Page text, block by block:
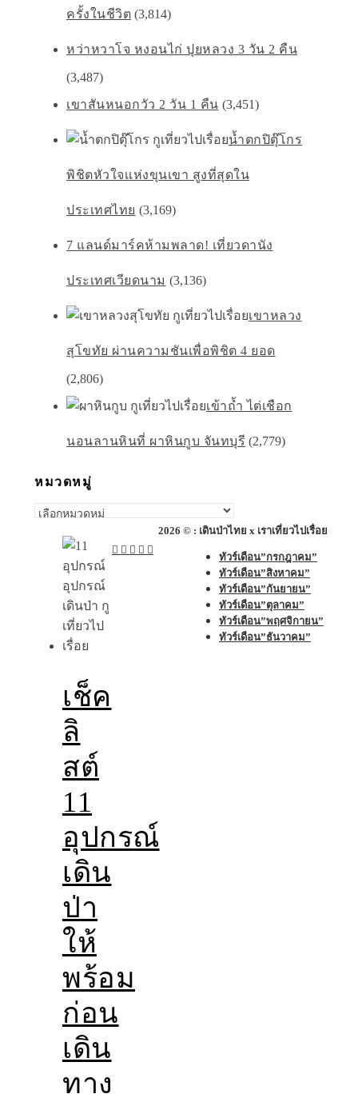
ครั้งในชีวิต (3,814)
หว่าหวาโจ หงอนไก่ ปุยหลวง 3 วัน 2 คืน
(3,487)
เขาสันหนอกวัว 2 วัน 1 คืน (3,451)
น้ำตกปิตุ๊โกร
พิชิตหัวใจเเห่งขุนเขา สูงที่สุดใน
ประเทศไทย (3,169)
7 แลนด์มาร์คห้ามพลาด! เที่ยวดานัง
ประเทศเวียดนาม (3,136)
เขาหลวง
สุโขทัย ผ่านความชันเพื่อพิชิต 4 ยอด
(2,806)
เข้าถ้ำ ไต่เชือก
นอนลานหินที่ ผาหินกูบ จันทบุรี (2,779)
หมวดหมู่
หมวด
เช็ค
ลิ
สต์
11
อุปกรณ์
เดิน
ป่า
ให้
พร้อม
ก่อน
เดิน
ทาง
2026 © : เดินป่าไทย x เราเที่ยวไปเรื่อย
ทัวร์เดือน”กรกฎาคม”
ทัวร์เดือน”สิงหาคม”
ทัวร์เดือน”กันยายน”
ทัวร์เดือน”ตุลาคม”
ทัวร์เดือน”พฤศจิกายน”
ทัวร์เดือน”ธันวาคม”